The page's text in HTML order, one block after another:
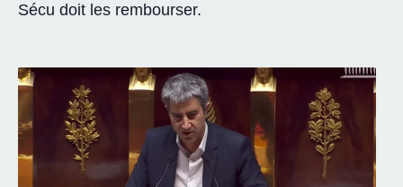
Sécu doit les rembourser.